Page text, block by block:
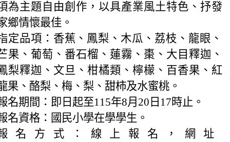
為主題自由創作，以具產業風土特色、抒發
鄉情懷最佳。
定品項：香蕉、鳳梨、木瓜、荔枝、龍眼、
果、葡萄、番石榴、蓮霧、棗、大目釋迦、
梨釋迦、文旦、柑橘類、檸檬、百香果、紅
果、酪梨、梅、梨、甜柿及水蜜桃。
名期間：即日起至115年8月20日17時止。
名資格：國民小學在學學生。
名方式：線上報名，網址
輔導業務
回官網首頁